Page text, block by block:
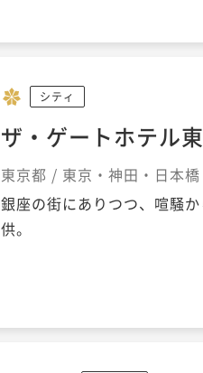
シティ
ザ・ゲートホテル
東京都 / 東京・神田・日本橋
銀座の街にありつつ、喧騒
供。